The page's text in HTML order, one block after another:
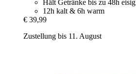
Hält Getränke bis zu 48h eisig
12h kalt & 6h warm
€ 39,99
Zustellung bis 11. August